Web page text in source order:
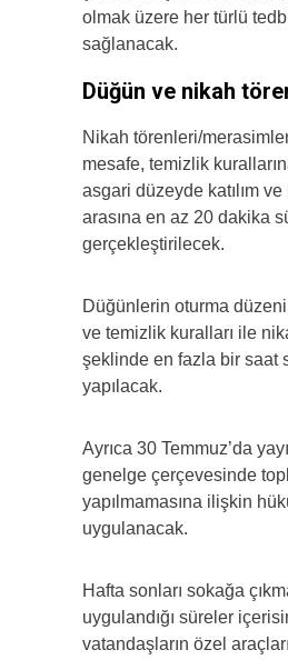
olmak üzere her türlü
sağlanacak.
Düğün ve nikah
Nikah törenleri/
mesafe, temizlik
asgari düzeyde katılım
arasına en az 20 dakika
gerçekleştirilecek.
Düğünlerin oturma
ve temizlik kuralları ile
şeklinde en fazla bir saat
yapılacak.
Ayrıca 30 Temmuz’da
genelge çerçevesinde
yapılmamasına ilişkin
uygulanacak.
Hafta sonları sokağa
uygulandığı süreler
vatandaşların özel